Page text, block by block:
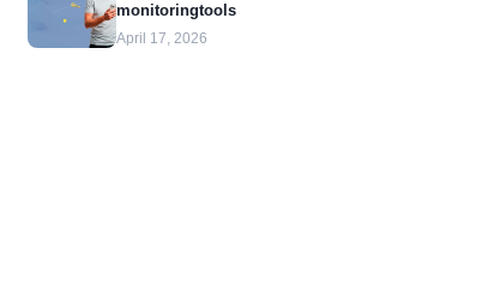
monitoringtools
April 17, 2026